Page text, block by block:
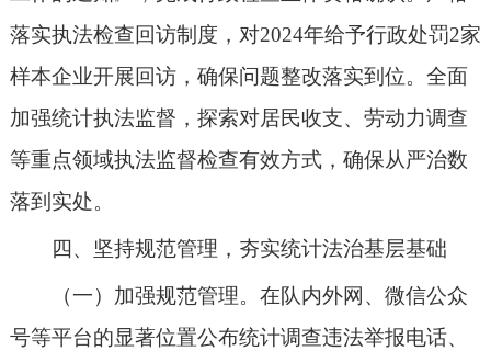
落实执法检查回访制度，对2024年给予行政处罚2家
样本企业开展回访，确保问题整改落实到位。全面
加强统计执法监督，探索对居民收支、劳动力调查
等重点领域执法监督检查有效方式，确保从严治数
落到实处。
四、坚持规范管理，夯实统计法治基层基础
（一）加强规范管理。在队内外网、微信公众
号等平台的显著位置公布统计调查违法举报电话、